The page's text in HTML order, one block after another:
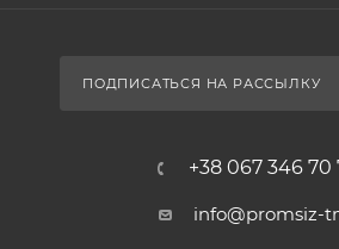
ПОДПИСАТЬСЯ НА РАССЫЛКУ
+38 067 346 70
info@promsiz-